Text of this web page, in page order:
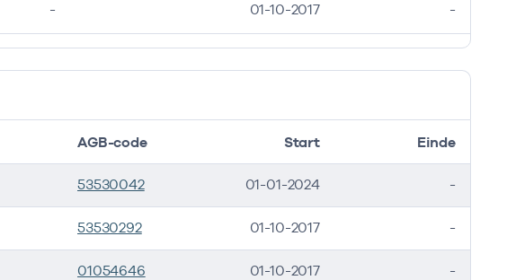
- 01-10-2017 -
AGB-code Start Einde
53530042 01-01-2024 -
53530292 01-10-2017 -
01054646 01-10-2017 -